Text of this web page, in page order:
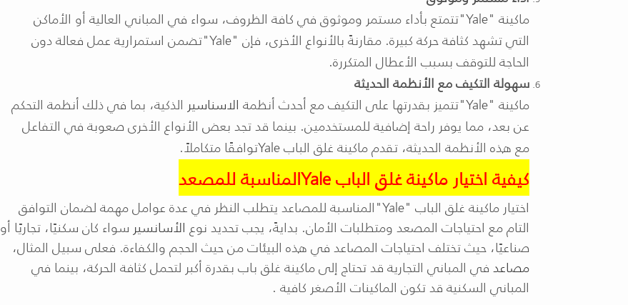
ماكينة "Yale"تتمتع بأداء مستمر وموثوق في كافة الظروف، سواء في المباني العالية أو الأماكن
التي تشهد كثافة حركة كبيرة. مقارنةً بالأنواع الأخرى، فإن "Yale"تضمن استمرارية عمل فعالة دون
الحاجة للتوقف بسبب الأعطال المتكررة.
سهولة التكيف مع الأنظمة الحديثة
ماكينة "Yale"تتميز بقدرتها على التكيف مع أحدث أنظمة الاسناسير الذكية، بما في ذلك أنظمة التحكم
عن بعد، مما يوفر راحة إضافية للمستخدمين. بينما قد تجد بعض الأنواع الأخرى صعوبة في التفاعل
مع هذه الأنظمة الحديثة، تقدم ماكينة غلق البابYaleتوافقًا متكاملاً.
كيفية اختيار ماكينة غلق البابYaleالمناسبة للمصعد
اختيار ماكينة غلق الباب "Yale"المناسبة للمصاعد يتطلب النظر في عدة عوامل مهمة لضمان التوافق
التام مع احتياجات المصعد ومتطلبات الأمان. بدايةً، يجب تحديد نوع الأسانسير سواء كان سكنيًا، تجاريًا أو
صناعيًا، حيث تختلف احتياجات المصاعد في هذه البيئات من حيث الحجم والكفاءة. فعلى سبيل المثال،
مصاعدفي المباني التجارية قد تحتاج إلى ماكينة غلق باب بقدرة أكبر لتحمل كثافة الحركة، بينما في
المباني السكنية قد تكون الماكينات الأصغر كافية .